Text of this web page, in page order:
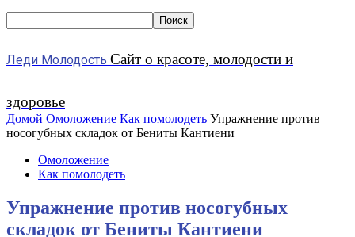
Леди Молодость Сайт о красоте, молодости и
здоровье
Домой Омоложение Как помолодеть Упражнение против
носогубных складок от Бениты Кантиени
Омоложение
Как помолодеть
Упражнение против носогубных
складок от Бениты Кантиени